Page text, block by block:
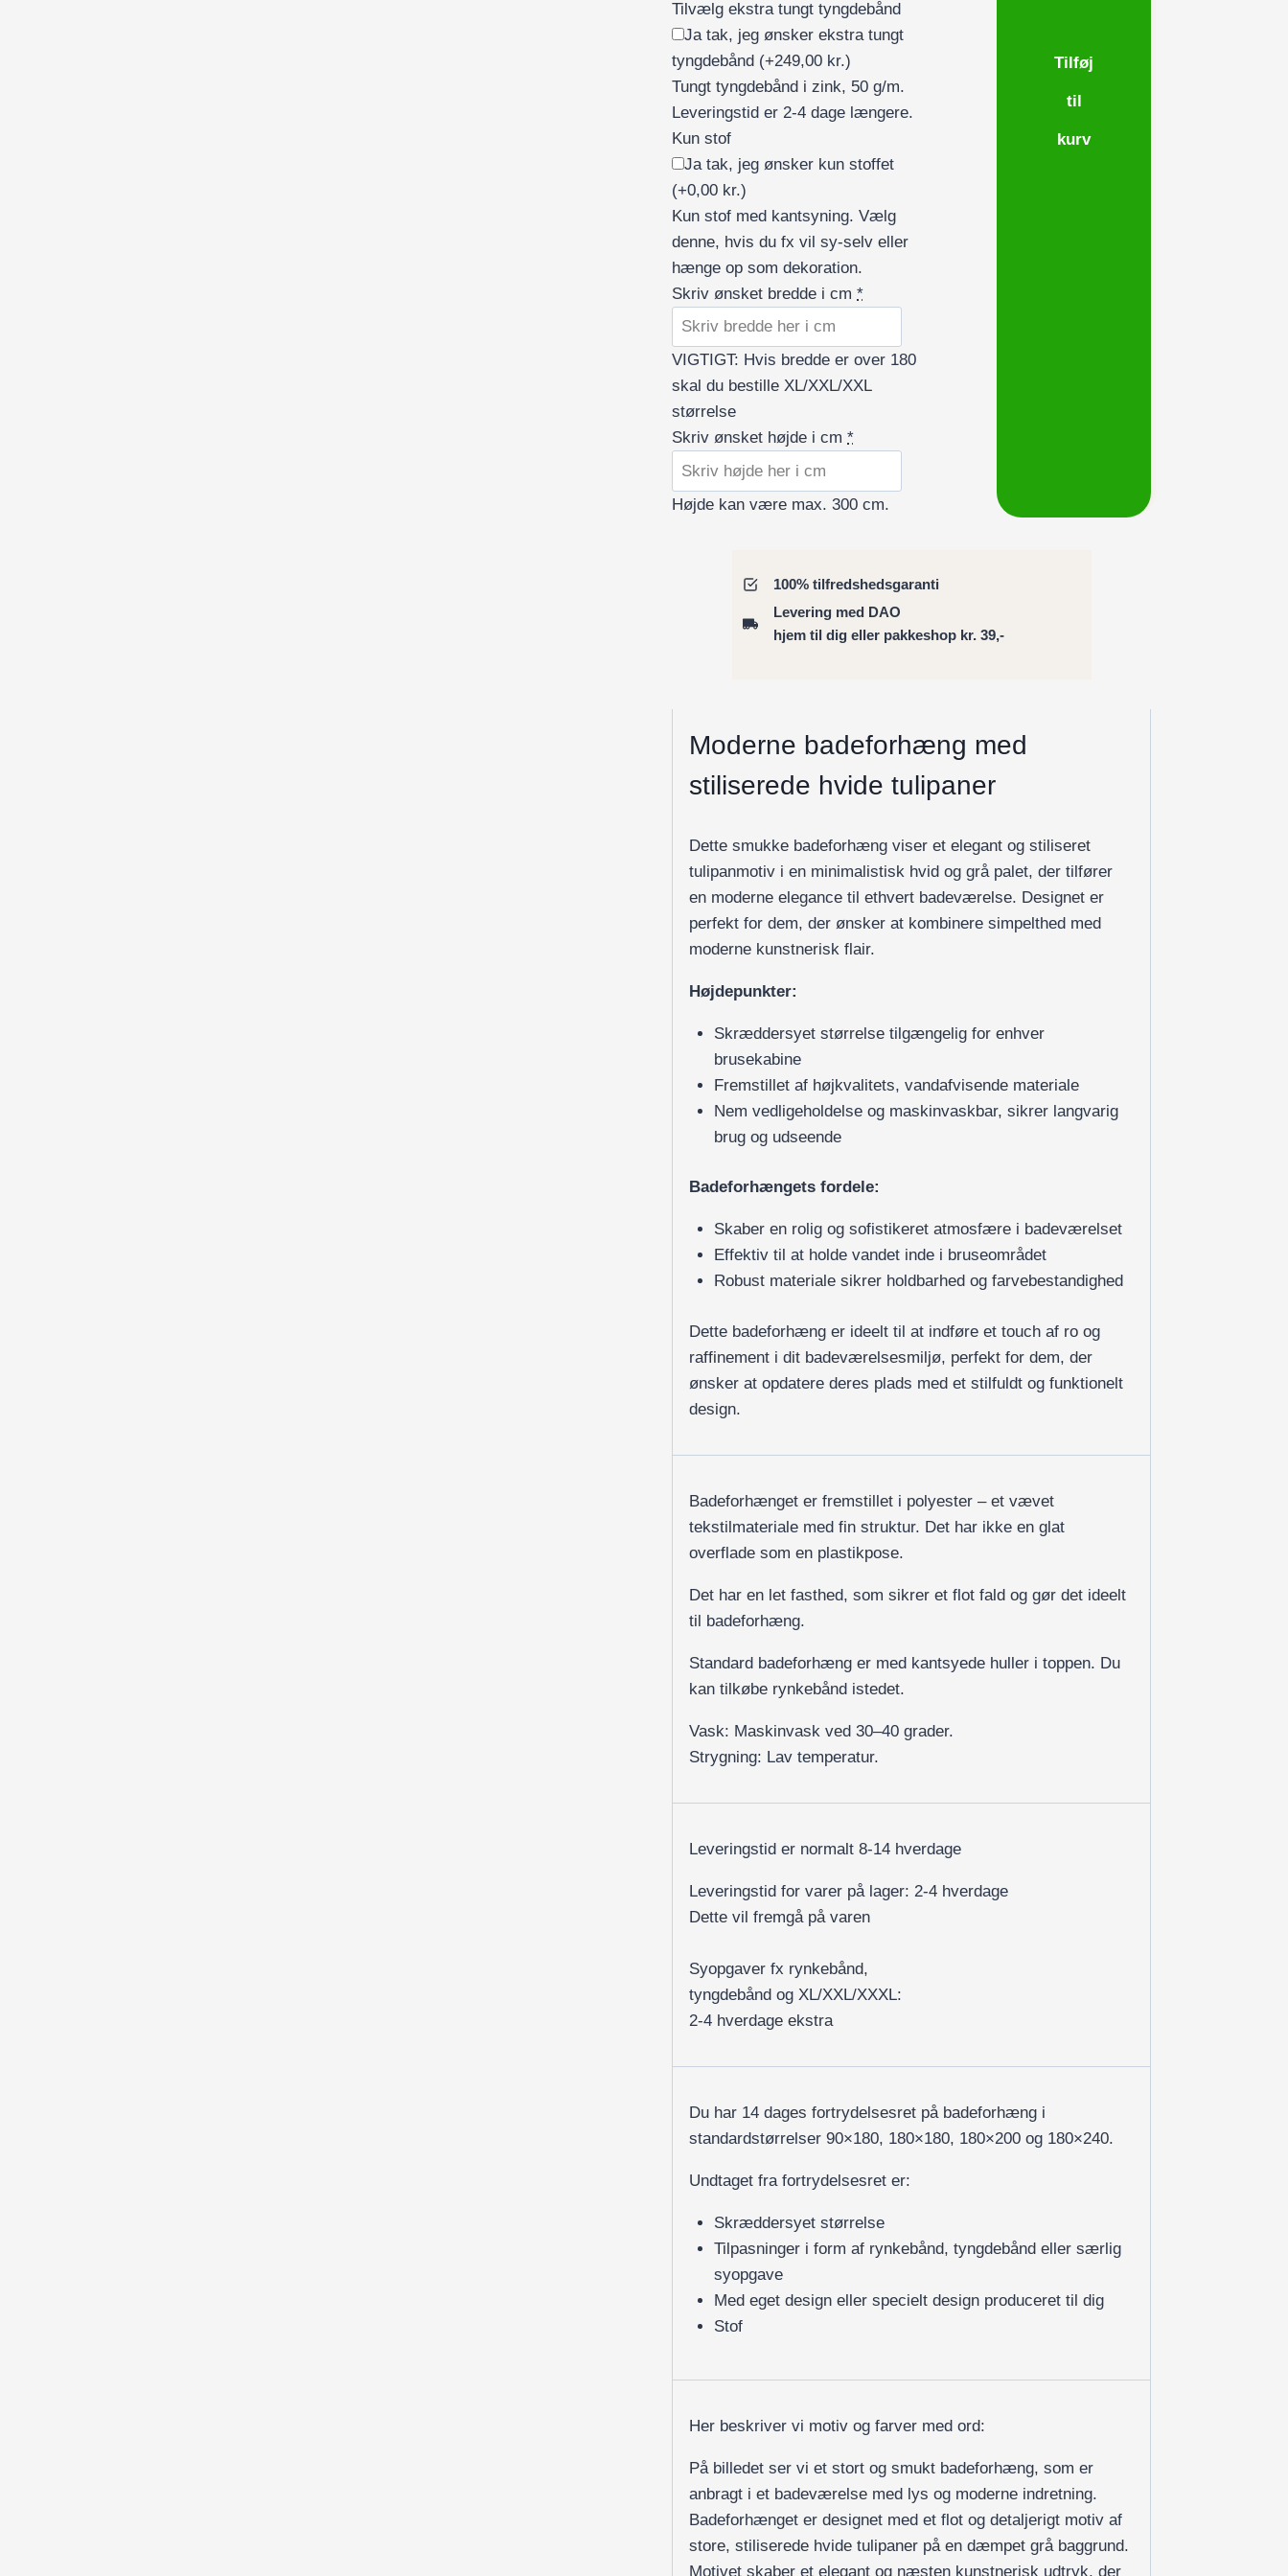
Tilvælg ekstra tungt tyngdebånd
Ja tak, jeg ønsker ekstra tungt
tyngdebånd (+249,00 kr.)
Tungt tyngdebånd i zink, 50 g/m.
Leveringstid er 2-4 dage længere.
Kun stof
Ja tak, jeg ønsker kun stoffet
(+0,00 kr.)
Kun stof med kantsyning. Vælg
denne, hvis du fx vil sy-selv eller
hænge op som dekoration.
Skriv ønsket bredde i cm *
VIGTIGT: Hvis bredde er over 180
skal du bestille XL/XXL/XXL
størrelse
Skriv ønsket højde i cm *
Højde kan være max. 300 cm.
Tilføj
til
kurv
100% tilfredshedsgaranti
Levering med DAO
hjem til dig eller pakkeshop kr. 39,-
Moderne badeforhæng med
stiliserede hvide tulipaner
Dette smukke badeforhæng viser et elegant og stiliseret
tulipanmotiv i en minimalistisk hvid og grå palet, der tilfører
en moderne elegance til ethvert badeværelse. Designet er
perfekt for dem, der ønsker at kombinere simpelthed med
moderne kunstnerisk flair.
Højdepunkter:
Skræddersyet størrelse tilgængelig for enhver
brusekabine
Fremstillet af højkvalitets, vandafvisende materiale
Nem vedligeholdelse og maskinvaskbar, sikrer langvarig
brug og udseende
Badeforhængets fordele:
Skaber en rolig og sofistikeret atmosfære i badeværelset
Effektiv til at holde vandet inde i bruseområdet
Robust materiale sikrer holdbarhed og farvebestandighed
Dette badeforhæng er ideelt til at indføre et touch af ro og
raffinement i dit badeværelsesmiljø, perfekt for dem, der
ønsker at opdatere deres plads med et stilfuldt og funktionelt
design.
Badeforhænget er fremstillet i polyester – et vævet
tekstilmateriale med fin struktur. Det har ikke en glat
overflade som en plastikpose.
Det har en let fasthed, som sikrer et flot fald og gør det ideelt
til badeforhæng.
Standard badeforhæng er med kantsyede huller i toppen. Du
kan tilkøbe rynkebånd istedet.
Vask: Maskinvask ved 30–40 grader.
Strygning: Lav temperatur.
Leveringstid er normalt 8-14 hverdage
Leveringstid for varer på lager: 2-4 hverdage
Dette vil fremgå på varen
Syopgaver fx rynkebånd,
tyngdebånd og XL/XXL/XXXL:
2-4 hverdage ekstra
Du har 14 dages fortrydelsesret på badeforhæng i
standardstørrelser 90×180, 180×180, 180×200 og 180×240.
Undtaget fra fortrydelsesret er:
Skræddersyet størrelse
Tilpasninger i form af rynkebånd, tyngdebånd eller særlig
syopgave
Med eget design eller specielt design produceret til dig
Stof
Her beskriver vi motiv og farver med ord:
På billedet ser vi et stort og smukt badeforhæng, som er
anbragt i et badeværelse med lys og moderne indretning.
Badeforhænget er designet med et flot og detaljerigt motiv af
store, stiliserede hvide tulipaner på en dæmpet grå baggrund.
Motivet skaber et elegant og næsten kunstnerisk udtryk, der